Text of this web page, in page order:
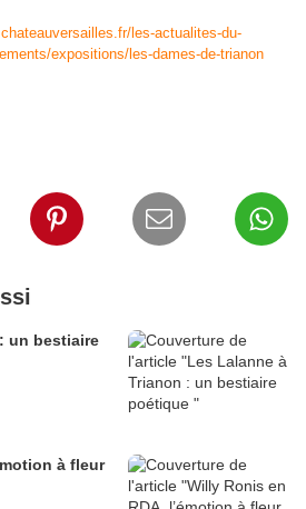
les-actualites-du-
expositions/les-dames-de-trianon
un bestiaire
à fleur